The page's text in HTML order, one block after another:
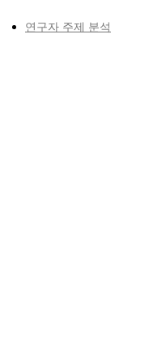
연구자 주제 분석